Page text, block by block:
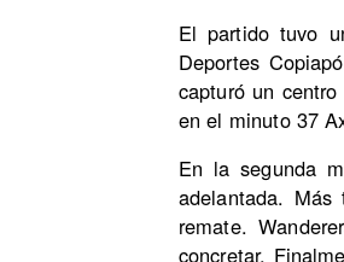
El partido tuvo
Deportes
capturó un
en el minuto 37
En la segunda
adelantada.
remate.
concretar.